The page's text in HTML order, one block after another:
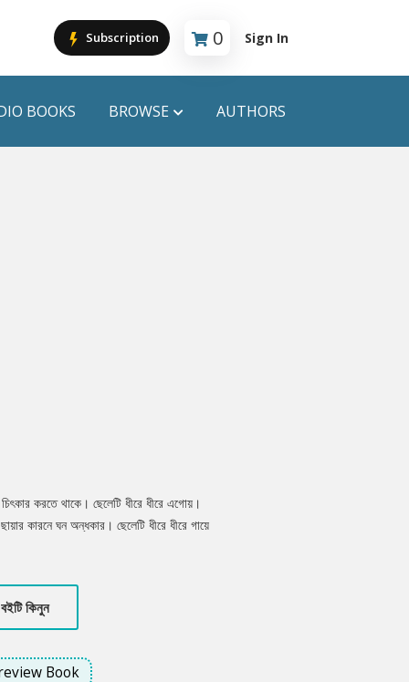
Subscription 0
Cart is empty
Sign In
BOOKS BROWSE AUTHORS
করতে থাকে। ছেলেটি ধীরে ধীরে এগোয়।
কারনে ঘন অন্ধকার। ছেলেটি ধীরে ধীরে গায়ে
কষে একটা টান দেয় সে। ধীরে ধীরে ফুসফুসের
বইটি কিনুন
Book